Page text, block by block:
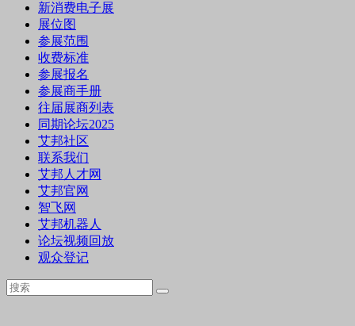
新消费电子展
展位图
参展范围
收费标准
参展报名
参展商手册
往届展商列表
同期论坛2025
艾邦社区
联系我们
艾邦人才网
艾邦官网
智飞网
艾邦机器人
论坛视频回放
观众登记